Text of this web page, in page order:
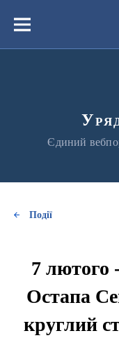
вмістуМеню
Єдиний
Події
7 лютого
Остапа
круглий